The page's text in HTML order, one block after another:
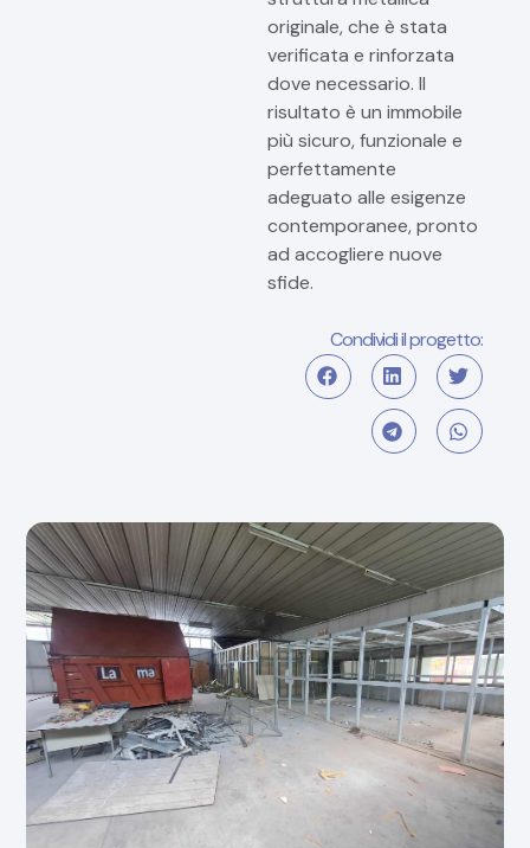
originale, che è stata
verificata e rinforzata
dove necessario. Il
risultato è un immobile
più sicuro, funzionale e
perfettamente
adeguato alle esigenze
contemporanee, pronto
ad accogliere nuove
sfide.
Condividi il progetto: